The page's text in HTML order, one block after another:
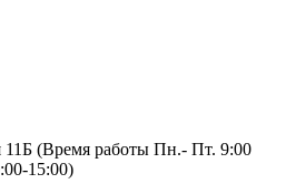
(Время работы Пн.- Пт. 9:00
15:00)